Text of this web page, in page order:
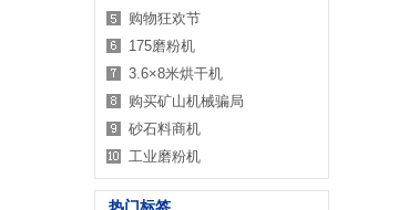
购物狂欢节
175磨粉机
3.6×8米烘干机
购买矿山机械骗局
砂石料商机
工业磨粉机